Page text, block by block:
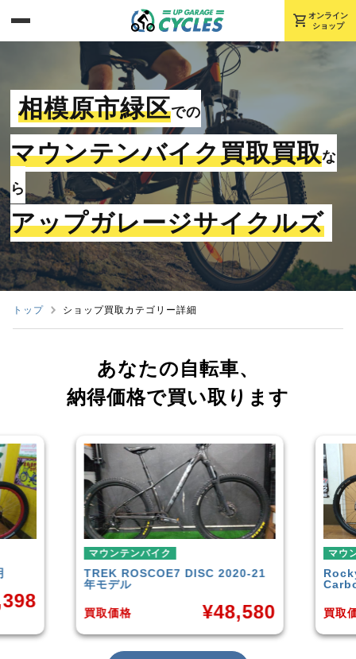
shopping_cart オンライン
ショップ
相模原市緑区での
マウンテンバイク買取買取な
ら
アップガレージサイクルズ
トップ ショップ買取カテゴリー詳細
あなたの自転車、
納得価格で買い取ります
DISC 2020-21
48,580
Rocky Mountain
買取価格